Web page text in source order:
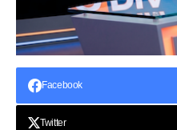
Facebook
Twitter